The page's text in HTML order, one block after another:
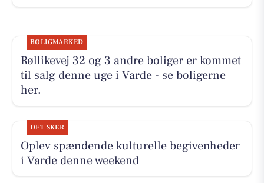
BOLIGMARKED
Røllikevej 32 og 3 andre boliger er kommet
til salg denne uge i Varde - se boligerne
her.
DET SKER
Oplev spændende kulturelle begivenheder
i Varde denne weekend